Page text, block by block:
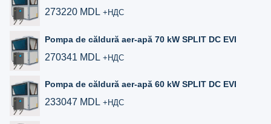
273220 MDL +НДС
Pompa de căldură aer-apă 70 kW SPLIT DC EVI
270341 MDL +НДС
Pompa de căldură aer‑apă 60 kW SPLIT DC EVI
233047 MDL +НДС